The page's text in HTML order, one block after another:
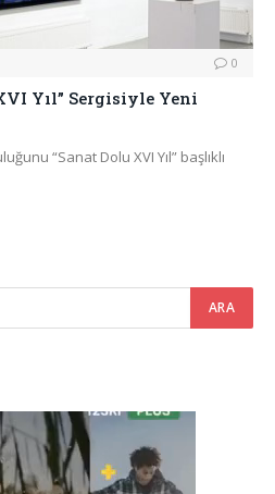
0
Yıl” Sergisiyle Yeni
“Sanat Dolu XVI Yıl” başlıklı